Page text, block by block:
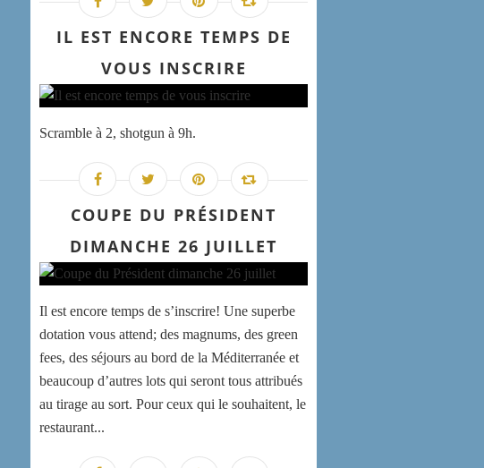
IL EST ENCORE TEMPS DE
VOUS INSCRIRE
Scramble à 2, shotgun à 9h.
COUPE DU PRÉSIDENT
DIMANCHE 26 JUILLET
Il est encore temps de s’inscrire! Une superbe
dotation vous attend; des magnums, des green
fees, des séjours au bord de la Méditerranée et
beaucoup d’autres lots qui seront tous attribués
au tirage au sort. Pour ceux qui le souhaitent, le
restaurant...